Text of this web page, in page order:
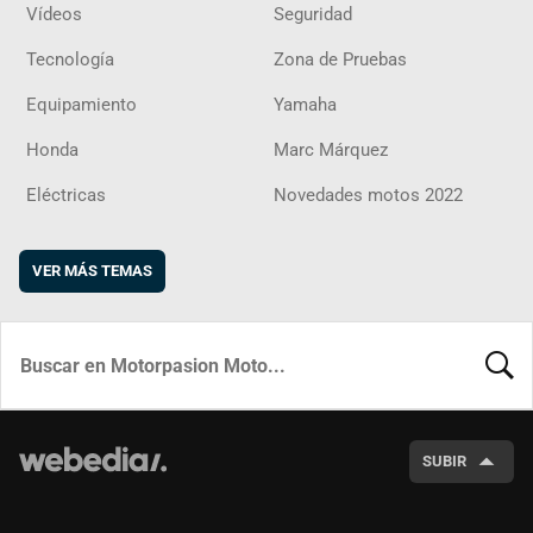
Vídeos Seguridad
Tecnología Zona de Pruebas
Equipamiento Yamaha
Honda Marc Márquez
Eléctricas Novedades motos 2022
VER MÁS TEMAS
SUBIR